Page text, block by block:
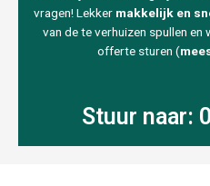
vragen! Lekker makkelijk en
van de te verhuizen spullen en
offerte sturen (
Stuur naar: